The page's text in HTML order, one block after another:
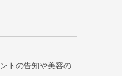
トの告知や美容の